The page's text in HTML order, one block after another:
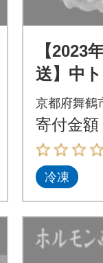
【2023
送】中
西京味
京都府舞鶴
寄付金額
冷凍